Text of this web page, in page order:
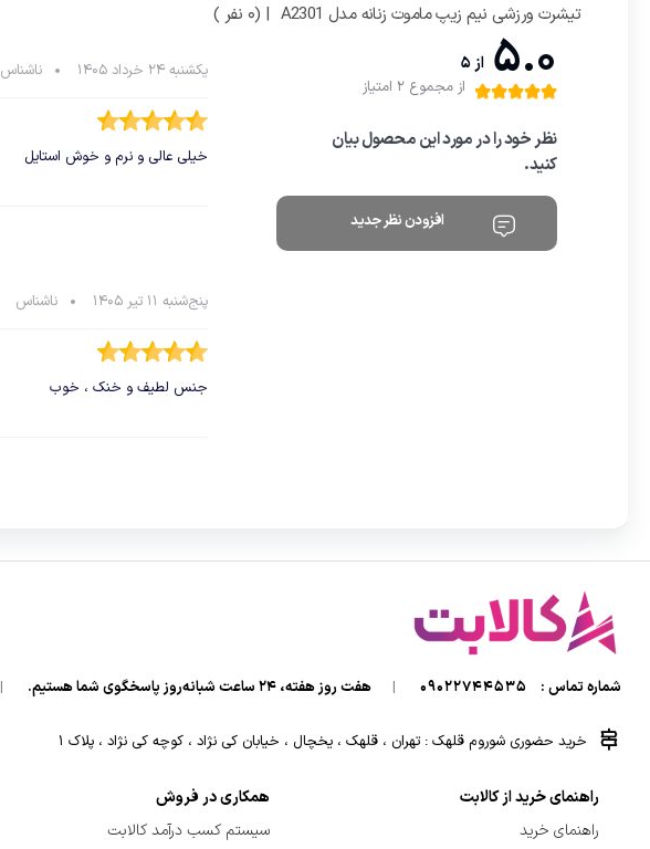
تیشرت ورزشی نیم زیپ ماموت زنانه مدل A2301 | (0 نفر )
5.0 از 5
از مجموع 2 امتیاز
نظر خود را در مورد این محصول بیان
کنید.
افزودن نظر جدید
یکشنبه 24 خرداد 1405 ناشناس
خیلی عالی و نرم و خوش استایل
پنج‌شنبه 11 تیر 1405 ناشناس
جنس لطیف و خنک ، خوب
شماره تماس : 09022744535
| هفت روز هفته، ۲۴ ساعت شبانه‌روز پاسخگوی شما هستیم. |
خرید حضوری شوروم قلهک : تهران ، قلهک ، یخچال ، خیابان کی نژاد ، کوچه کی نژاد ، پلاک ۱
راهنمای خرید از کالابت
راهنمای خرید
همکاری در فروش
سیستم کسب درآمد کالابت